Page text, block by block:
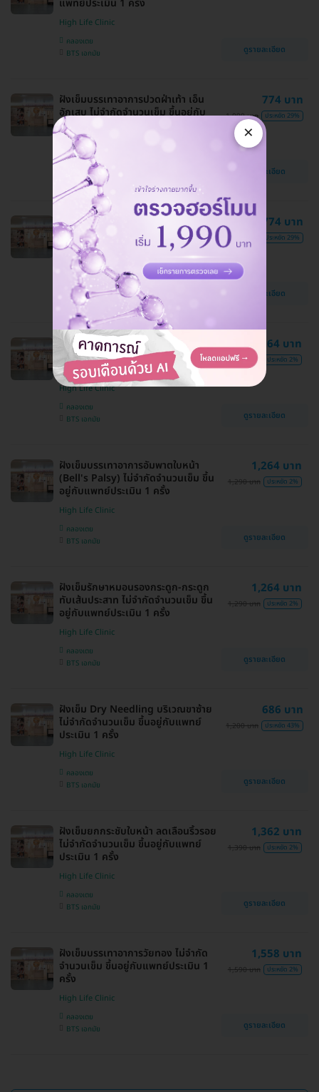
แพทย์ประเมิน 1 ครั้ง
High Life Clinic
คลองเตย
BTS เอกมัย
ดูรายละเอียด
ฝังเข็มบรรเทาอาการปวดฝ่าเท้า เอ็น
อักเสบ ไม่จำกัดจำนวนเข็ม ขึ้นอยู่กับ
แพทย์ประเมิน 1 ครั้ง
High Life Clinic
คลองเตย
BTS เอกมัย
774 บาท
1,090 บาท ประหยัด 29%
ดูรายละเอียด
ฝังเข็มบรรเทาอาการปวดหลัง บ่า คอ ไม่
จำกัดจำนวนเข็ม ขึ้นอยู่กับแพทย์
ประเมิน 1 ครั้ง
High Life Clinic
คลองเตย
BTS เอกมัย
774 บาท
1,090 บาท ประหยัด 29%
ดูรายละเอียด
ฝังเข็มบรรเทาอาการอัมพฤกษ์ อัมพาต
ไม่จำกัดจำนวนเข็ม ขึ้นอยู่กับแพทย์
ประเมิน 1 ครั้ง
High Life Clinic
คลองเตย
BTS เอกมัย
1,264 บาท
1,290 บาท ประหยัด 2%
ดูรายละเอียด
ฝังเข็มบรรเทาอาการอัมพาตใบหน้า
(Bell's Palsy) ไม่จำกัดจำนวนเข็ม ขึ้น
อยู่กับแพทย์ประเมิน 1 ครั้ง
High Life Clinic
คลองเตย
BTS เอกมัย
1,264 บาท
1,290 บาท ประหยัด 2%
ดูรายละเอียด
ฝังเข็มรักษาหมอนรองกระดูก-กระดูก
ทับเส้นประสาท ไม่จำกัดจำนวนเข็ม ขึ้น
อยู่กับแพทย์ประเมิน 1 ครั้ง
High Life Clinic
คลองเตย
BTS เอกมัย
1,264 บาท
1,290 บาท ประหยัด 2%
ดูรายละเอียด
ฝังเข็ม Dry Needling บริเวณขาซ้าย
ไม่จำกัดจำนวนเข็ม ขึ้นอยู่กับแพทย์
ประเมิน 1 ครั้ง
High Life Clinic
คลองเตย
BTS เอกมัย
686 บาท
1,200 บาท ประหยัด 43%
ดูรายละเอียด
ฝังเข็มยกกระชับใบหน้า ลดเลือนริ้วรอย
ไม่จำกัดจำนวนเข็ม ขึ้นอยู่กับแพทย์
ประเมิน 1 ครั้ง
High Life Clinic
คลองเตย
BTS เอกมัย
1,362 บาท
1,390 บาท ประหยัด 2%
ดูรายละเอียด
ฝังเข็มบรรเทาอาการวัยทอง ไม่จำกัด
จำนวนเข็ม ขึ้นอยู่กับแพทย์ประเมิน 1
ครั้ง
High Life Clinic
คลองเตย
BTS เอกมัย
1,558 บาท
1,590 บาท ประหยัด 2%
ดูรายละเอียด
×